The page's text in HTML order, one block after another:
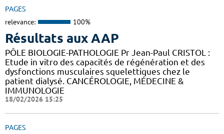
PAGES
relevance: 100%
Résultats aux AAP
PÔLE BIOLOGIE-PATHOLOGIE Pr Jean-Paul CRISTOL :
Etude in vitro des capacités de régénération et des
dysfonctions musculaires squelettiques chez le
patient dialysé. CANCÉROLOGIE, MÉDECINE &
IMMUNOLOGIE
18/02/2026 15:25
PAGES